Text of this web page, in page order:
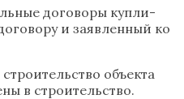
договоры купли-
и заявленный ко
объекта
в строительство.